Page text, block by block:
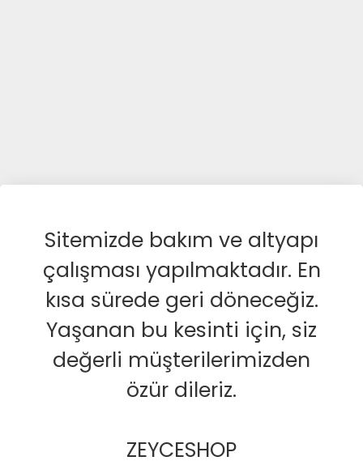
Sitemizde bakım ve altyapı
çalışması yapılmaktadır. En
kısa sürede geri döneceğiz.
Yaşanan bu kesinti için, siz
değerli müşterilerimizden
özür dileriz.
ZEYCESHOP